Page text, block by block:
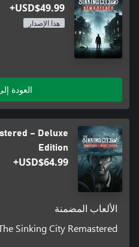
USD$49.99+
هذا الإصدار
العودة
– Deluxe
Edition
USD$64.99+
الألعاب المضمنة
Sinking City Remastered